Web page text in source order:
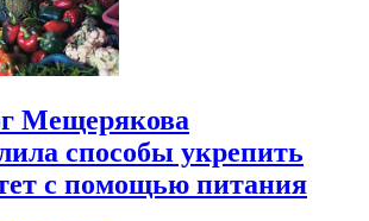
Мещерякова
способы укрепить
с помощью питания